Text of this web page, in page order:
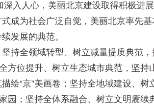
入人心，美丽北京建设取得积极进
成为社会广泛自觉，美丽北京率先
发展的典范。
持全领域转型、树立减量提质典范
方位提升、树立生态城市典范，坚持
绘“京”美画卷；坚持全地域建设、树
；坚持全体系融合、树立文明赓续